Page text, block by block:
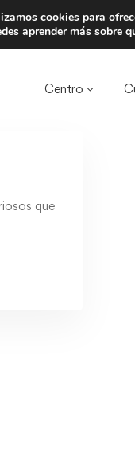
Trae a un
Centro
que
cookies para
aprender más sobre